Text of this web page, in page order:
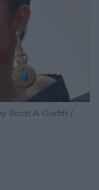
Scott A Garfitt /